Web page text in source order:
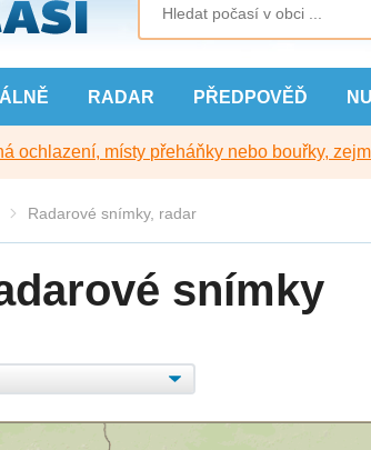
RADAR PŘEDPOVĚĎ
ochlazení, místy přeháňky nebo bouřky,
Radarové snímky, radar
snímky